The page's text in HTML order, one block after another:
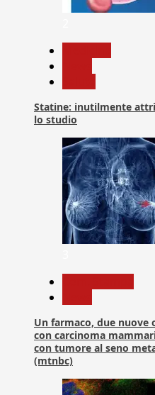
Statine: inutilmente
lo studio
Un farmaco, due
con carcinoma
con tumore al seno
(mtnbc)